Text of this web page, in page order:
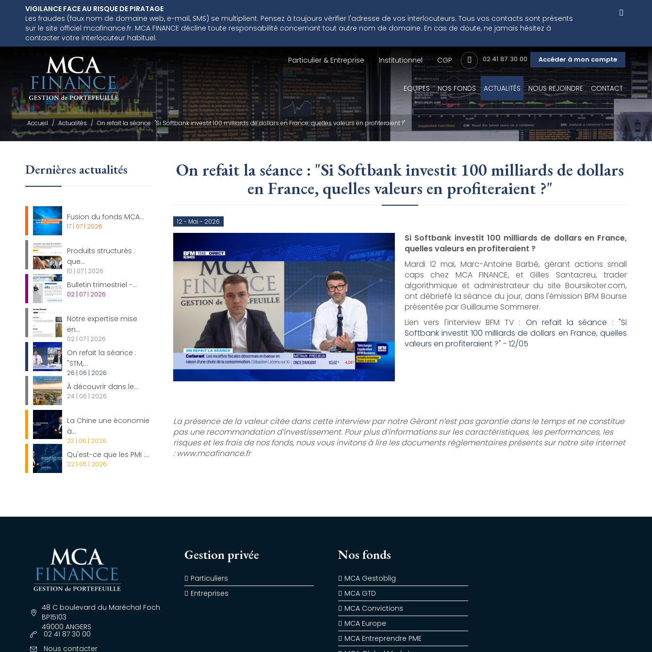
VIGILANCE FACE AU RISQUE DE PIRATAGE
Les fraudes (faux nom de domaine web, e-mail, SMS) se multiplient. Pensez à toujours vérifier l'adresse de vos interlocuteurs. Tous vos contacts sont présents
sur le site officiel mcafinance.fr. MCA FINANCE décline toute responsabilité concernant tout autre nom de domaine. En cas de doute, ne jamais hésitez à
contacter votre interlocuteur habituel.
Particulier & Entreprise Institutionnel CGP 02 41 87 30 00 Accéder à mon compte
EQUIPES NOS FONDS ACTUALITÉS NOUS REJOINDRE CONTACT
Accueil / Actualités / On refait la séance : "Si Softbank investit 100 milliards de dollars en France, quelles valeurs en profiteraient ?"
On refait la séance : "Si Softbank investit 100 milliards de dollars
en France, quelles valeurs en profiteraient ?"
12 - Mai - 2026
Si Softbank investit 100 milliards de dollars en France,
quelles valeurs en profiteraient ?
Mardi 12 mai, Marc-Antoine Barbé, gérant actions small
caps chez MCA FINANCE, et Gilles Santacreu, trader
algorithmique et administrateur du site Boursikoter.com,
ont débriefé la séance du jour, dans l'émission BFM Bourse
présentée par Guillaume Sommerer.
Lien vers l'interview BFM TV : On refait la séance : "Si
Softbank investit 100 milliards de dollars en France, quelles
valeurs en profiteraient ?" - 12/05
La présence de la valeur citée dans cette interview par notre Gérant n’est pas garantie dans le temps et ne constitue
pas une recommandation d’investissement. Pour plus d’informations sur les caractéristiques, les performances, les
risques et les frais de nos fonds, nous vous invitons à lire les documents réglementaires présents sur notre site internet
: www.mcafinance.fr
Dernières actualités
Fusion du fonds MCA...
17 | 07 | 2026
Produits structurés :
que...
10 | 07 | 2026
Bulletin trimestriel -...
02 | 07 | 2026
Notre expertise mise
en...
02 | 07 | 2026
On refait la séance :
"STM,...
26 | 06 | 2026
À découvrir dans le...
24 | 06 | 2026
La Chine une économie
à...
23 | 06 | 2026
Qu'est-ce que les PMI :...
22 | 05 | 2026
48 C boulevard du Maréchal Foch
BP15103
49000 ANGERS
02 41 87 30 00
Nous contacter
Gestion privée
Particuliers
Entreprises
Nos fonds
MCA Gestoblig
MCA GTD
MCA Convictions
MCA Europe
MCA Entreprendre PME